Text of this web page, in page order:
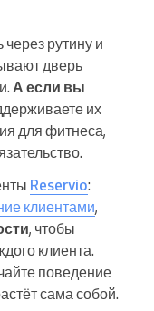
рутину и
дверь
А если вы
их
для фитнеса,
Reservio:
клиентами,
, чтобы
клиента.
поведение
сама собой.